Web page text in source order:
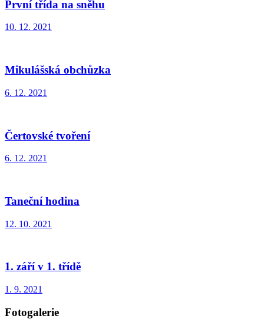
První třída na sněhu
10. 12. 2021
Mikulášská obchůzka
6. 12. 2021
Čertovské tvoření
6. 12. 2021
Taneční hodina
12. 10. 2021
1. září v 1. třídě
1. 9. 2021
Fotogalerie